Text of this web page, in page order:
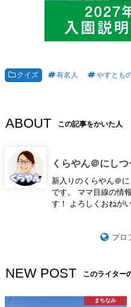
クイズ 有名人 やすとも
ABOUT この記事をかいた人
くらやん＠にしつ
新入りのくらやん＠
です。 ママ目線の情
す！ よろしくおねが
プロ
NEW POST このライター
まちなみ